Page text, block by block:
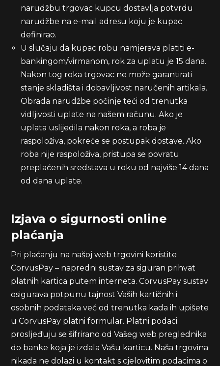
narudžbu trgovac kupcu dostavlja potvrdu
narudžbe na e-mail adresu koju je kupac
definirao.
U slučaju da kupac robu namjerava platiti e-
bankingom/virmanom, rok za uplatu je 15 dana.
Nakon tog roka trgovac ne može garantirati
stanje skladišta i dobavljivost naručenih artikala.
Obrada narudžbe počinje teći od trenutka
vidljivosti uplate na našem računu. Ako je
uplata uslijedila nakon roka, a roba je
raspoloživa, pokreće se postupak dostave. Ako
roba nije raspoloživa, pristupa se povratu
preplaćenih sredstava u roku od najviše 14 dana
od dana uplate.
Izjava o sigurnosti online
plaćanja
Pri plaćanju na našoj web trgovini koristite
CorvusPay – napredni sustav za siguran prihvat
platnih kartica putem interneta. CorvusPay sustav
osigurava potpunu tajnost Vaših kartičnih i
osobnih podataka već od trenutka kada ih upišete
u CorvusPay platni formular. Platni podaci
prosljeđuju se šifrirano od Vašeg web preglednika
do banke koja je izdala Vašu karticu. Naša trgovina
nikada ne dolazi u kontakt s cjelovitim podacima o